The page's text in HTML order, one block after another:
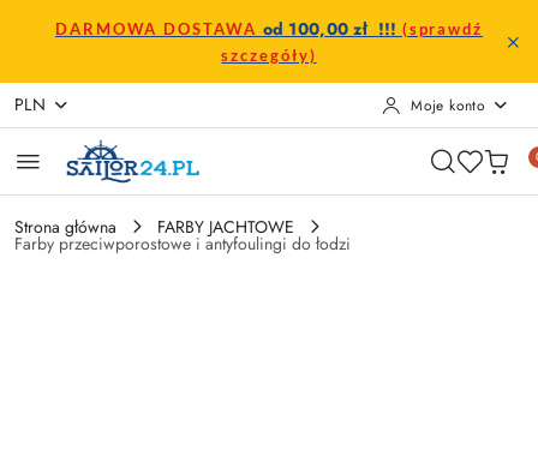
Przejdź do treści głównej
Przejdź do wyszukiwarki
Przejdź do moje konto
Przejdź do menu głównego
Przejdź do opisu produktu
Przejdź do stopki
DARMOWA DOSTAWA od 100,00 zł !!! (sprawdź
szczegóły)
PLN Moje konto
Strona główna FARBY JACHTOWE
Farby przeciwporostowe i antyfoulingi do łodzi